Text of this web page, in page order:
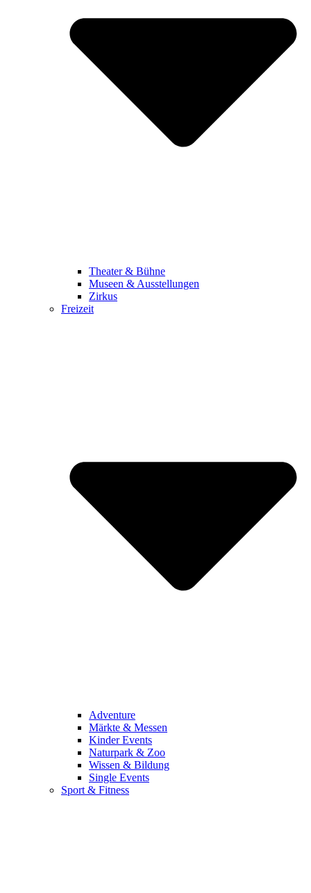
Theater & Bühne
Museen & Ausstellungen
Zirkus
Freizeit
Adventure
Märkte & Messen
Kinder Events
Naturpark & Zoo
Wissen & Bildung
Single Events
Sport & Fitness